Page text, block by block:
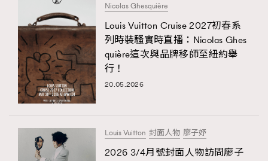
Nicolas Ghesquière
Louis Vuitton Cruise 2027初春系
列時裝騷實時直播：Nicolas Ghes
quière這次與品牌移師至紐約舉
行！
20.05.2026
Louis Vuitton 封面人物 廖子妤
2026 3/4月號封面人物訪問廖子